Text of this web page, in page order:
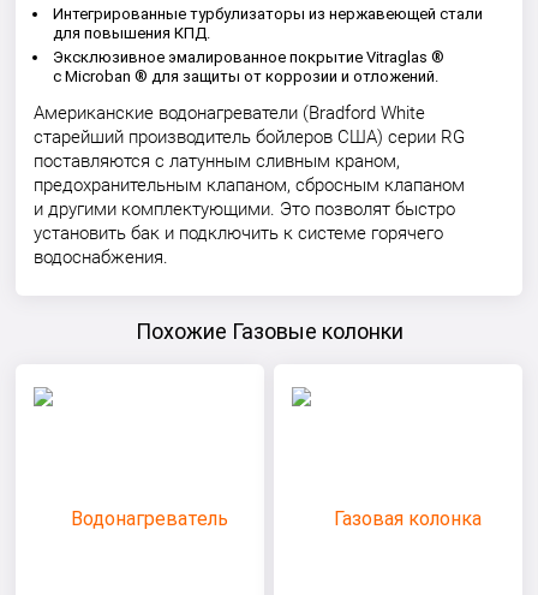
Интегрированные турбулизаторы из нержавеющей стали
для повышения КПД.
Эксклюзивное эмалированное покрытие Vitraglas ®
с Microban ® для защиты от коррозии и отложений.
Американские водонагреватели (Bradford White
старейший производитель бойлеров США) серии RG
поставляются с латунным сливным краном,
предохранительным клапаном, сбросным клапаном
и другими комплектующими. Это позволят быстро
установить бак и подключить к системе горячего
водоснабжения.
Похожие Газовые колонки